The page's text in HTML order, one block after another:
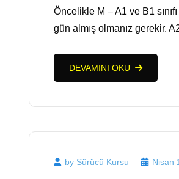
Öncelikle M – A1 ve B1
gün almış olmanız gerekir.
DEVAMINI OKU
by Sürücü Kursu Nisan